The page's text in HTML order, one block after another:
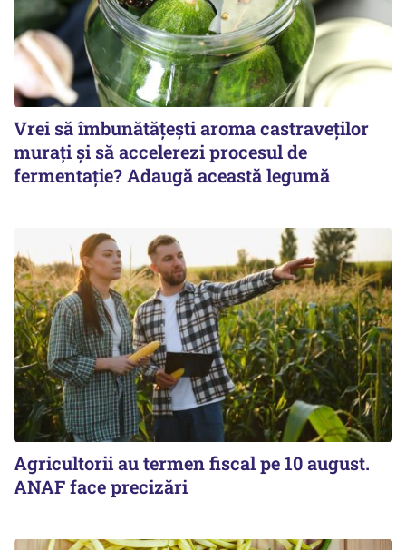
Vrei să îmbunătățești aroma castraveților
murați și să accelerezi procesul de
fermentație? Adaugă această legumă
Agricultorii au termen fiscal pe 10 august.
ANAF face precizări